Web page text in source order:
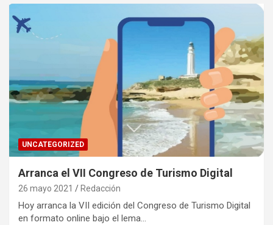
UNCATEGORIZED
Arranca el VII Congreso de Turismo Digital
26 mayo 2021 Redacción
Hoy arranca la VII edición del Congreso de Turismo Digital
en formato online bajo el lema…